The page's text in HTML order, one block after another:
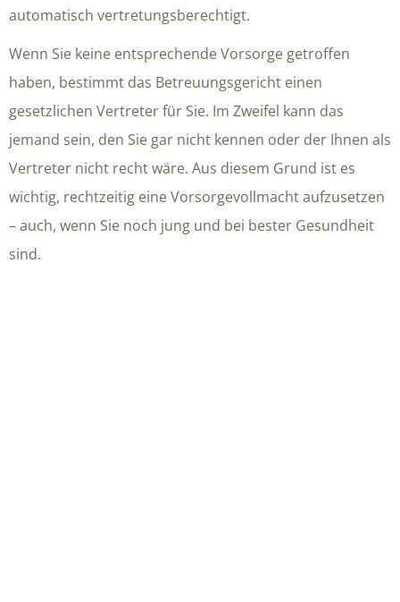
automatisch vertretungsberechtigt.
Wenn Sie keine entsprechende Vorsorge getroffen
haben, bestimmt das Betreuungsgericht einen
gesetzlichen Vertreter für Sie. Im Zweifel kann das
jemand sein, den Sie gar nicht kennen oder der Ihnen als
Vertreter nicht recht wäre. Aus diesem Grund ist es
wichtig, rechtzeitig eine Vorsorgevollmacht aufzusetzen
– auch, wenn Sie noch jung und bei bester Gesundheit
sind.